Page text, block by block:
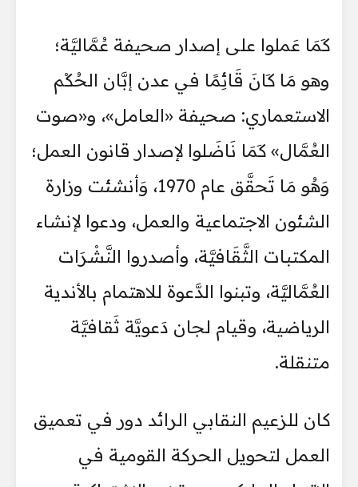
كَمَا عَملوا على إصدار صحيفة عُمَّاليَّة؛
وهو مَا كَانَ قَائِمًا في عدن إبَّان الحُكْم
الاستعماري: صحيفة «العامل»، و«صوت
العُمَّال» كَمَا نَاضَلوا لإصدار قانون العمل؛
وَهُو مَا تَحقَّق عام 1970، وَأنشئت وزارة
الشئون الاجتماعية والعمل، ودعوا لإنشاء
المكتبات الثَّقَافيَّة، وأصدروا النَّشْرَات
العُمَّاليَّة، وتبنوا الدَّعوة للاهتمام بالأندية
الرياضية، وقيام لجان دَعويَّة ثَقافيَّة
متنقلة.
كان للزعيم النقابي الرائد دور في تعميق
العمل لتحويل الحركة القومية في